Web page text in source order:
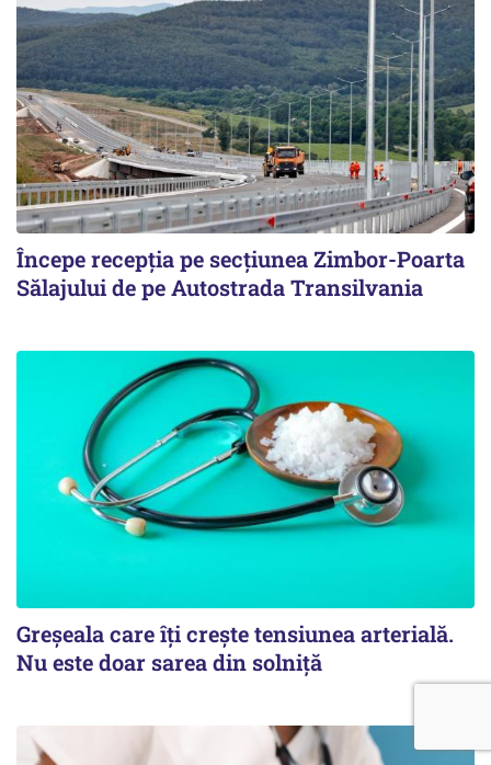
Începe recepţia pe secţiunea Zimbor-Poarta
Sălajului de pe Autostrada Transilvania
Greșeala care îți crește tensiunea arterială.
Nu este doar sarea din solniță